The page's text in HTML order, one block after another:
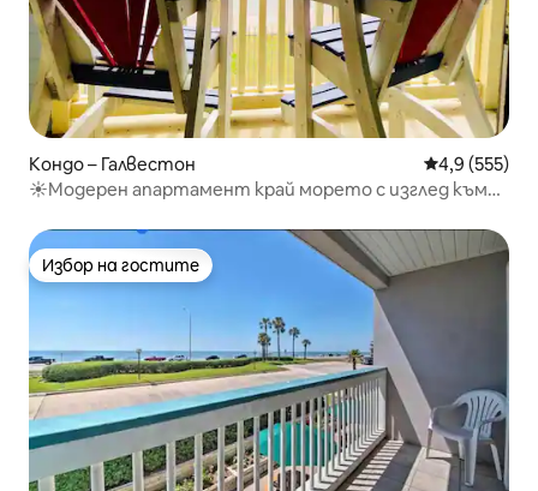
Кондо – Галвестон Средна
4,9 (555)
☀Модерен апартамент край морето с изглед към
Избор на гостите
Избор на гостите